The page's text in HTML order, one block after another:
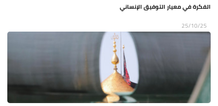
الفكرة في معيار التوفيق الإنساني
25/10/25